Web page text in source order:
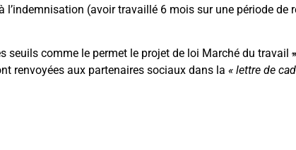
(avoir travaillé 6 mois sur une période de
seuils comme le permet le projet de loi Marché du travail
renvoyées aux partenaires sociaux dans la « lettre de